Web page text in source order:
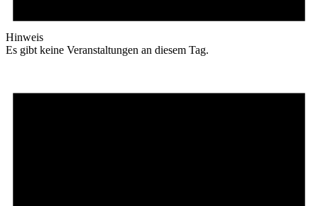
Hinweis
Es gibt keine Veranstaltungen an diesem Tag.